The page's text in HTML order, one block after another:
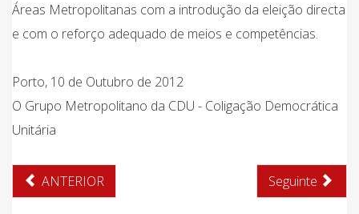
Áreas Metropolitanas com a introdução da eleição directa
e com o reforço adequado de meios e competências.
Porto, 10 de Outubro de 2012
O Grupo Metropolitano da CDU - Coligação Democrática
Unitária
ANTERIOR Seguinte